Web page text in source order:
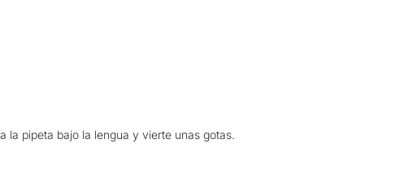
la pipeta bajo la lengua y vierte unas gotas.